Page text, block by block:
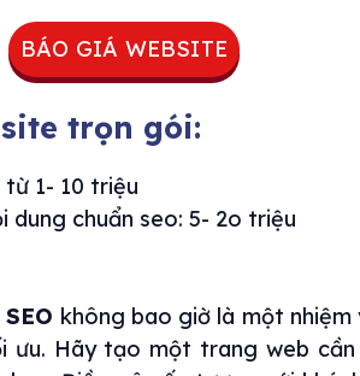
BÁO GIÁ WEBSITE
trọn gói:
1- 10 triệu
dung chuẩn seo: 5- 2o triệu
không bao giờ là một
ưu. Hãy tạo một trang web